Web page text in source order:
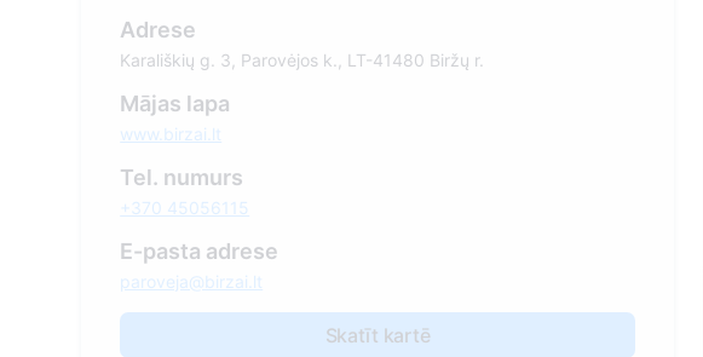
Adrese
Karališkių g. 3, Parovėjos k., LT-41480 Biržų r.
Mājas lapa
www.birzai.lt
Tel. numurs
+370 45056115
E-pasta adrese
paroveja@birzai.lt
Skatīt kartē